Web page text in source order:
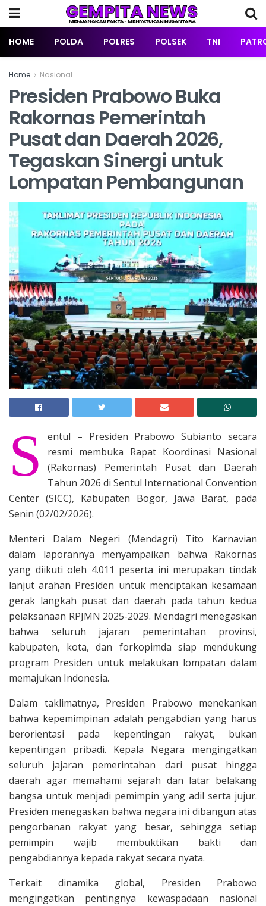
HOME POLDA POLRES POLSEK TNI
Home Nasional
Presiden Prabowo Buka
Rakornas Pemerintah
Pusat dan Daerah 2026,
Tegaskan Sinergi untuk
Lompatan Pembangunan
S
entul – Presiden Prabowo Subianto secara
resmi membuka Rapat Koordinasi Nasional
(Rakornas) Pemerintah Pusat dan Daerah
Tahun 2026 di Sentul International Convention
Center (SICC), Kabupaten Bogor, Jawa Barat, pada
Senin (02/02/2026).
Menteri Dalam Negeri (Mendagri) Tito Karnavian
dalam laporannya menyampaikan bahwa Rakornas
yang diikuti oleh 4.011 peserta ini merupakan tindak
lanjut arahan Presiden untuk menciptakan kesamaan
gerak langkah pusat dan daerah pada tahun kedua
pelaksanaan RPJMN 2025-2029. Mendagri menegaskan
bahwa seluruh jajaran pemerintahan provinsi,
kabupaten, kota, dan forkopimda siap mendukung
program Presiden untuk melakukan lompatan dalam
memajukan Indonesia.
Dalam taklimatnya, Presiden Prabowo menekankan
bahwa kepemimpinan adalah pengabdian yang harus
berorientasi pada kepentingan rakyat, bukan
kepentingan pribadi. Kepala Negara mengingatkan
seluruh jajaran pemerintahan dari pusat hingga
daerah agar memahami sejarah dan latar belakang
bangsa untuk menjadi pemimpin yang adil serta jujur.
Presiden menegaskan bahwa negara ini dibangun atas
pengorbanan rakyat yang besar, sehingga setiap
pemimpin wajib membuktikan bakti dan
pengabdiannya kepada rakyat secara nyata.
Terkait dinamika global, Presiden Prabowo
mengingatkan pentingnya kewaspadaan nasional